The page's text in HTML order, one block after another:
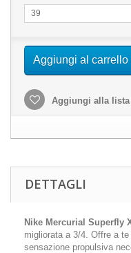
39
Aggiungi al carrello
Aggiungi alla
DETTAGLI
Nike Mercurial Superfly
migliorata a 3/4. Offre a
sensazione propulsiva